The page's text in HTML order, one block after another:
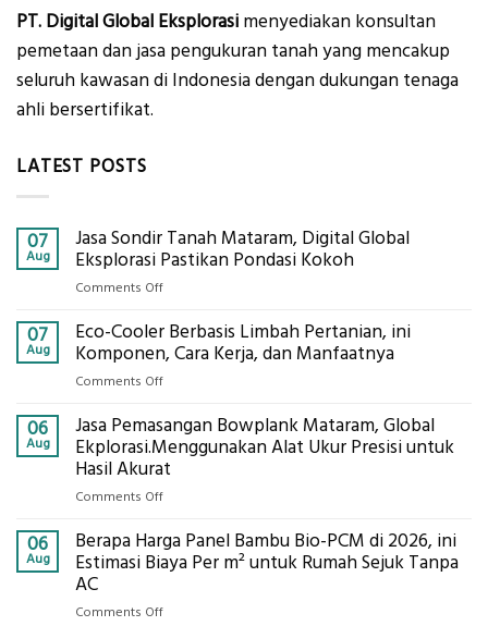
PT. Digital Global Eksplorasi menyediakan konsultan
pemetaan dan jasa pengukuran tanah yang mencakup
seluruh kawasan di Indonesia dengan dukungan tenaga
ahli bersertifikat.
LATEST POSTS
07
Aug
Jasa Sondir Tanah Mataram, Digital Global
Eksplorasi Pastikan Pondasi Kokoh
Comments Offon
Sondir
Tanah
Eksplorasi
Pastikan
Pondasi
Kokoh
07
Aug
Eco-Cooler Berbasis Limbah Pertanian, ini
Komponen, Cara Kerja, dan Manfaatnya
Comments Offon
Cooler
Berbasis
Limbah
Cara
Kerja,
Manfaatnya
06
Aug
Jasa Pemasangan Bowplank Mataram, Global
Ekplorasi.Menggunakan Alat Ukur Presisi untuk
Hasil Akurat
Comments Offon
Pemasangan
Bowplank
06
Aug
Berapa Harga Panel Bambu Bio-PCM di 2026, ini
Estimasi Biaya Per m² untuk Rumah Sejuk Tanpa
AC
Comments Offon